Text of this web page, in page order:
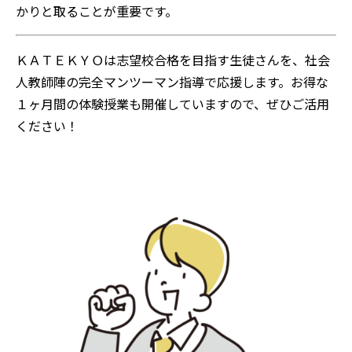
かりと取ることが重要です。
ＫＡＴＥＫＹＯは志望校合格を目指す生徒さんを、社会
人教師陣の完全マンツーマン指導で応援します。お得な
１ヶ月間の体験授業も開催していますので、ぜひご活用
ください！